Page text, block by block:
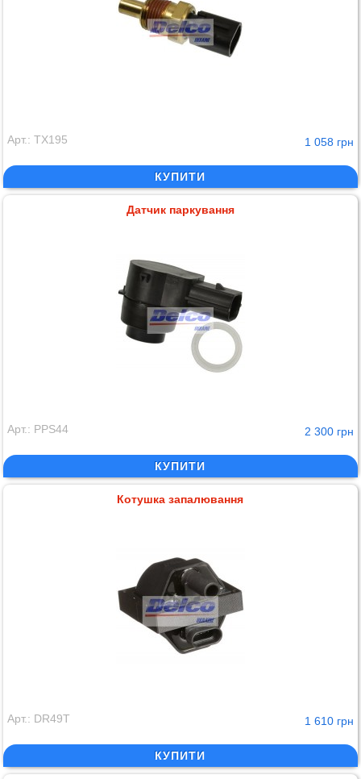
Арт.: TX195 1 058 грн
КУПИТИ
Датчик паркування
Арт.: PPS44 2 300 грн
КУПИТИ
Котушка запалювання
Арт.: DR49T 1 610 грн
КУПИТИ